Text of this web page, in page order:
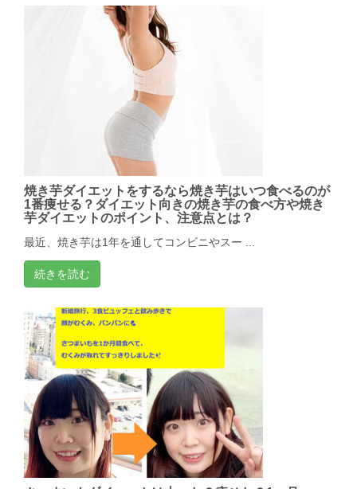
焼き芋ダイエットをするなら焼き芋はいつ食べるのが
1番痩せる？ダイエット向きの焼き芋の食べ方や焼き
芋ダイエットのポイント、注意点とは？
最近、焼き芋は1年を通してコンビニやスー ...
続きを読む